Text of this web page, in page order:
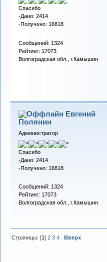
Спасибо
-Дано: 2414
-Получено: 16818
Сообщений: 1324
Рейтинг: 17073
Волгоградская обл., г.Камышин
Евгений
Полянин
Администратор
Спасибо
-Дано: 2414
-Получено: 16818
Сообщений: 1324
Рейтинг: 17073
Волгоградская обл., г.Камышин
Страницы: [1]2 3 4 Вверх